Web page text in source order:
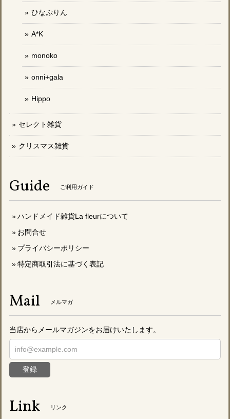
ひなぷりん
A*K
monoko
onni+gala
Hippo
セレクト雑貨
クリスマス雑貨
Guide ご利用ガイド
ハンドメイド雑貨La fleurについて
お問合せ
プライバシーポリシー
特定商取引法に基づく表記
Mail メルマガ
当店からメールマガジンをお届けいたします。
登録
Link リンク